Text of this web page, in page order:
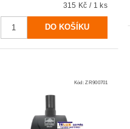
315 Kč / 1 ks
Kód:ZR900701